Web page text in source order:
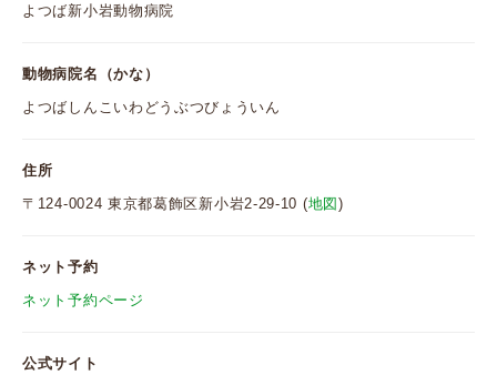
よつば新小岩動物病院
動物病院名（かな）
よつばしんこいわどうぶつびょういん
住所
〒124-0024 東京都葛飾区新小岩2-29-10 (地図)
ネット予約
ネット予約ページ
公式サイト